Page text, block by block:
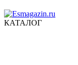
КАТАЛОГ